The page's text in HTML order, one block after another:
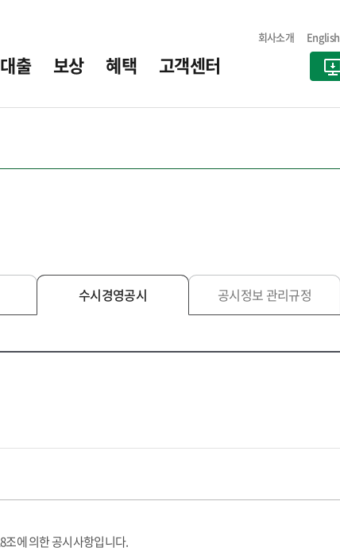
대출 보상 혜택 고객센터
회사소개 English
수시경영공시 공시정보 관리규정
조에 의한 공시사항입니다.